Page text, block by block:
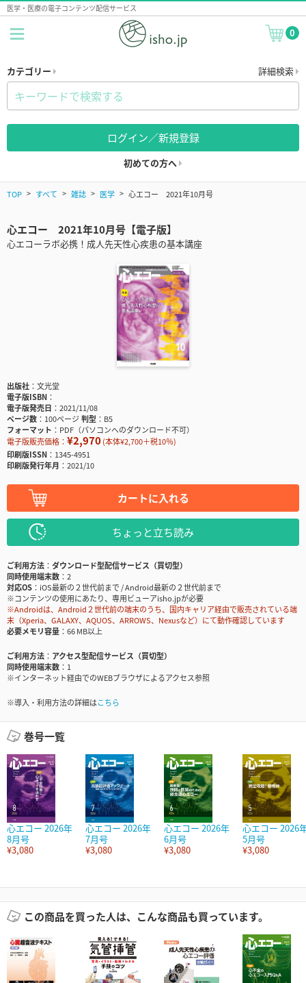
医学・医療の電子コンテンツ配信サービス
0
カテゴリー 詳細検索
ログイン／新規登録
初めての方へ
TOP すべて 雑誌 医学 心エコー 2021年10月号
心エコー 2021年10月号【電子版】
心エコーラボ必携！成人先天性心疾患の基本講座
出版社
文光堂
電子版ISBN
電子版発売日
2021/11/08
ページ数
100ページ判型
B5
フォーマット
PDF（パソコンへのダウンロード不可）
電子版販売価格： ¥2,970(本体¥2,700＋税10％)
印刷版ISSN
1345-4951
印刷版発行年月
2021/10
カートに入れる
ちょっと立ち読み
ご利用方法
ダウンロード型配信サービス（買切型）
同時使用端末数
2
対応OS
iOS最新の２世代前まで / Android最新の２世代前まで
※コンテンツの使用にあたり、専用ビューアisho.jpが必要
※Androidは、Android２世代前の端末のうち、国内キャリア経由で販売されている端
末（Xperia、GALAXY、AQUOS、ARROWS、Nexusなど）にて動作確認しています
必要メモリ容量
66 MB以上
ご利用方法
アクセス型配信サービス（買切型）
同時使用端末数
1
※インターネット経由でのWEBブラウザによるアクセス参照
※導入・利用方法の詳細はこちら
巻号一覧
心エコー 2026年
8月号
¥3,080
心エコー 2026年
7月号
¥3,080
心エコー 2026年
6月号
¥3,080
心エコー 2026
5月号
¥3,080
この商品を買った人は、こんな商品も買っています。